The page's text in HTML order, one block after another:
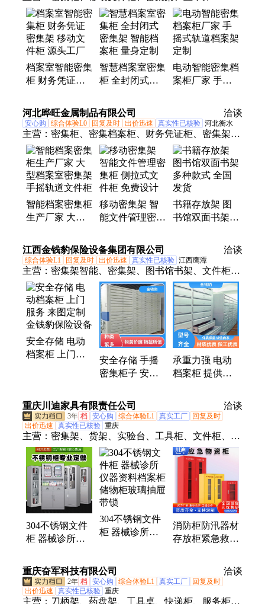
档案室智能密集
柜 财务凭证密
柜 源头工厂
智慧档案室密集
柜 全封闭式密
柜 量身定制
电动智能密集档
案柜厂家 手摇
河北晔旺金属制品有限公司 洽谈
安心购 综合体验L0 回复及时 出价迅速 真实性已核验 河北衡水
主营： 密集柜、密集档案柜、财务凭证柜、密集架、
智能档案存放架
智能档案密集柜
生产厂家 大型
手摇轨道文件柜
移动密集架 智
能文件管理密集
柜 免费设计
书籍存放架 图
书馆双面书架
江西金钱豹保险设备集团有限公司 洽谈
综合体验L1 回复及时 出价迅速 真实性已核验 江西鹰潭
主营： 密集架智能、密集架、图书馆书架、文件柜、
保密柜、库房、书架、货架
安全存储 电动
档案柜 上门服
安全存储 手摇
密集柜子 安装
金钱豹保险设备
承重力强 电动
档案柜 提供设
定 金钱豹保险
设备
重庆川迪家具有限责任公司 洽谈
3年 档 安心购 综合体验L1 真实工厂
回复及时
出价迅速
真实性已核验 重庆
主营： 密集架、货架、实验台、工具柜、文件柜、回
转柜、保密柜、快递柜、存包柜、工作台、操作台、
监控台、多媒体讲台、电脑翻转桌、校用家具、钢木
铁床、餐桌、制式营具、不锈钢家具
304不锈钢文件
柜 器械诊所仪
物柜玻璃抽屉带
锁
304不锈钢文件
柜 器械诊所仪
锁
消防柜防汛器材
存放柜紧急救援
防护用品应急物
资柜
重庆奋军科技有限公司 洽谈
2年 档 安心购 综合体验L1 真实工厂
回复及时
出价迅速
真实性已核验 重庆
主营： 刀柄架、药盘架、工具桌、快递柜、服务柜、